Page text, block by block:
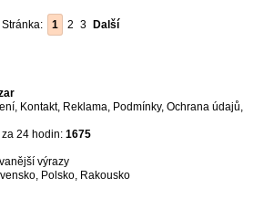
Stránka: 1 2 3 Další
, Kontakt, Reklama, Podmínky, Ochrana údajů,
za 24 hodin: 1675
výrazy
, Polsko, Rakousko